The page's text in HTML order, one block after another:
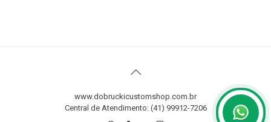
www.dobruckicustomshop.com.br
Central de Atendimento: (41) 99912-7206